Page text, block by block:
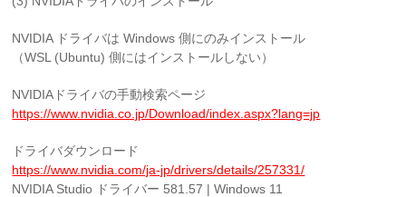
NVIDIA ドライバは Windows 側にのみインストール
（WSL (Ubuntu) 側にはインストールしない）
NVIDIAドライバの手動検索ページ
https://www.nvidia.co.jp/Download/index.aspx?lang=jp
ドライバダウンロード
https://www.nvidia.com/ja-jp/drivers/details/257331/
NVIDIA Studio ドライバー 581.57 | Windows 11